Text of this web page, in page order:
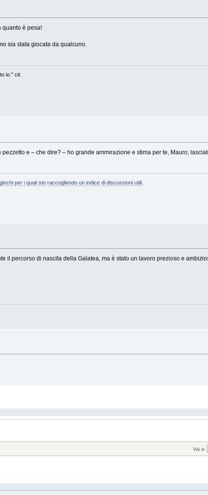
quanto è pesa!
sia stata giocata da qualcuno.
io." cit.
e – che dire? – ho grande ammirazione e stima per te, Mauro;
per i quali sto raccogliendo un indice di discussioni utili.
il percorso di nascita della Galatea, ma è stato un lavoro prezioso e
Vai a: